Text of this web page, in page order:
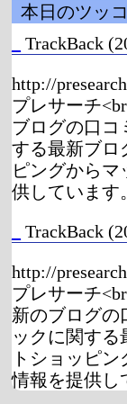
本日のツッ
TrackBack
http://
プレサーチ
ブログの口コ
する最新ブロ
ピングから
供しています。
TrackBack
http://
プレサーチ
新のブログの
ックに関する
トショッピ
情報を提供し